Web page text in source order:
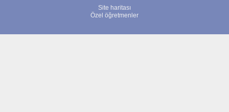
Site haritası
Özel öğretmenler